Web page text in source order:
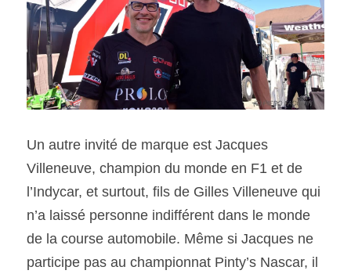
Un autre invité de marque est Jacques
Villeneuve, champion du monde en F1 et de
l’Indycar, et surtout, fils de Gilles Villeneuve qui
n’a laissé personne indifférent dans le monde
de la course automobile. Même si Jacques ne
participe pas au championnat Pinty’s Nascar, il